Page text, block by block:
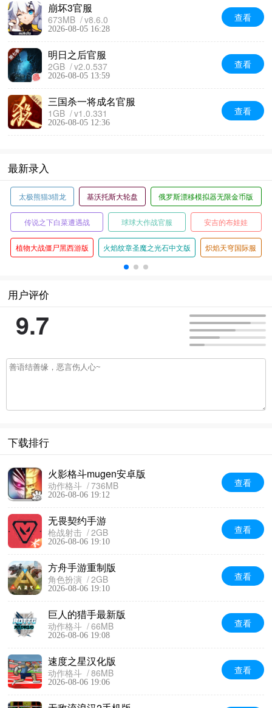
崩坏3官服
673MB v8.6.0
2026-08-05 16:28
查看
明日之后官服
2GB v2.0.537
2026-08-05 13:59
查看
三国杀一将成名官服
1GB v1.0.331
2026-08-05 12:36
查看
最新录入
太极熊猫3猎龙 基沃托斯大轮盘 俄罗斯漂移模拟器无限金币版
传说之下白菜遭遇战 球球大作战官服 安吉的布娃娃
植物大战僵尸黑西游版 火焰纹章圣魔之光石中文版 炽焰天穹国际服
用户评价
9.7
下载排行
火影格斗mugen安卓版
动作格斗 736MB
2026-08-06 19:12
查看
无畏契约手游
枪战射击 2GB
2026-08-06 19:10
查看
方舟手游重制版
角色扮演 2GB
2026-08-06 19:10
查看
巨人的猎手最新版
动作格斗 66MB
2026-08-06 19:08
查看
速度之星汉化版
动作格斗 86MB
2026-08-06 19:06
查看